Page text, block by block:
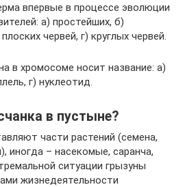
впервые в процессе эволюции
а) простейших, б)
червей, г) круглых червей.
в хромосоме носит название: а)
г) нуклеотид.
в пустыне?
части растений (семена,
иногда – насекомые, саранча,
ситуации грызуны
жизнедеятельности